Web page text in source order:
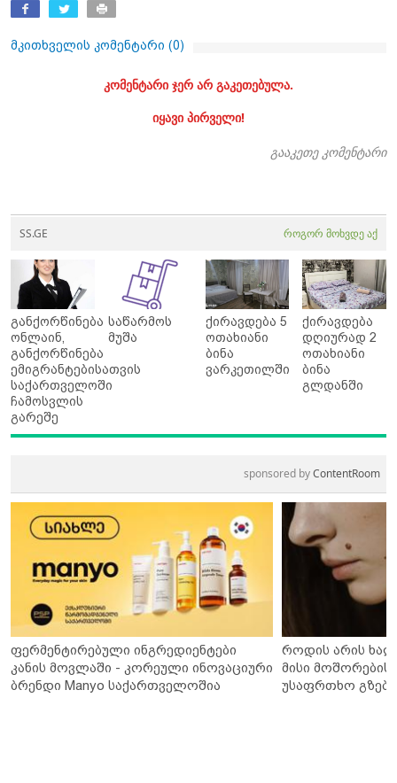
მკითხველის კომენტარი (0)
კომენტარი ჯერ არ გაკეთებულა.
იყავი პირველი!
გააკეთე კომენტარი
SS.GE როგორ მოხვდე აქ
განქორწინება
ონლაინ,
განქორწინება
ემიგრანტებისათვის
საქართველოში
ჩამოსვლის
გარეშე
საწარმოს
მუშა
ქირავდება 5
ოთახიანი
ბინა
ვარკეთილში
ქირავდება
დღიურად 2
ოთახიანი
ბინა
გლდანში
sponsored byContentRoom
ფერმენტირებული ინგრედიენტები
კანის მოვლაში - კორეული ინოვაციური
ბრენდი Manyo საქართველოშია
როდის არის
მისი მოშორების
უსაფრთხო გზები